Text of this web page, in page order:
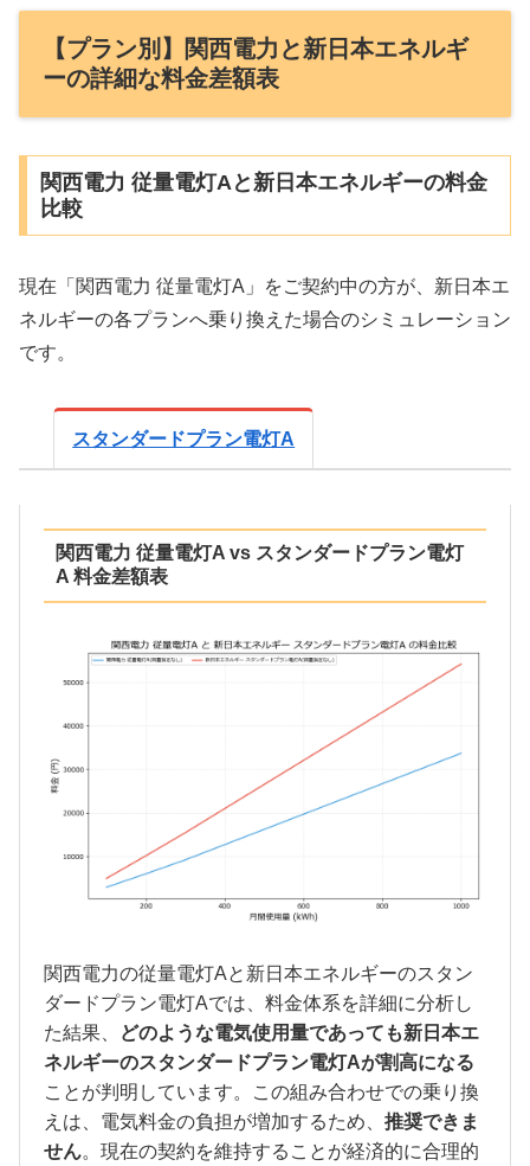
【プラン別】関西電力と新日本エネルギ
ーの詳細な料金差額表
関西電力 従量電灯Aと新日本エネルギーの料金
比較
現在「関西電力 従量電灯A」をご契約中の方が、新日本エ
ネルギーの各プランへ乗り換えた場合のシミュレーション
です。
スタンダードプラン電灯A
関西電力 従量電灯A vs スタンダードプラン電灯
A 料金差額表
関西電力の従量電灯Aと新日本エネルギーのスタン
ダードプラン電灯Aでは、料金体系を詳細に分析し
た結果、
どのような電気使用量であっても新日本エ
ネルギーのスタンダードプラン電灯Aが割高になる
ことが判明しています。この組み合わせでの乗り換
えは、電気料金の負担が増加するため、 推奨できま
せん。現在の契約を維持することが経済的に合理的